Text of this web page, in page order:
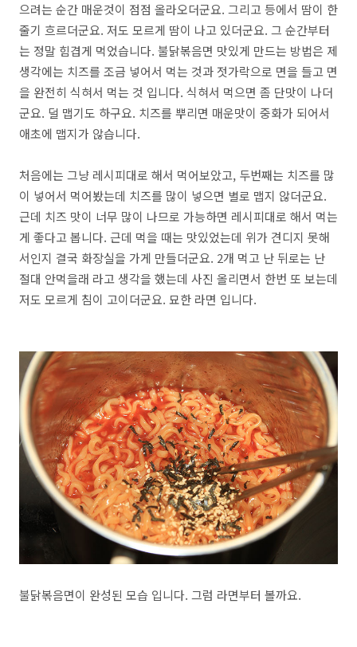
으려는 순간 매운것이 점점 올라오더군요. 그리고 등에서 땀이 한
줄기 흐르더군요. 저도 모르게 땀이 나고 있더군요. 그 순간부터
는 정말 힘겹게 먹었습니다. 불닭볶음면 맛있게 만드는 방법은 제
생각에는 치즈를 조금 넣어서 먹는 것과 젓가락으로 면을 들고 면
을 완전히 식혀서 먹는 것 입니다. 식혀서 먹으면 좀 단맛이 나더
군요. 덜 맵기도 하구요. 치즈를 뿌리면 매운맛이 중화가 되어서
애초에 맵지가 않습니다.
처음에는 그냥 레시피대로 해서 먹어보았고, 두번째는 치즈를 많
이 넣어서 먹어봤는데 치즈를 많이 넣으면 별로 맵지 않더군요.
근데 치즈 맛이 너무 많이 나므로 가능하면 레시피대로 해서 먹는
게 좋다고 봅니다. 근데 먹을 때는 맛있었는데 위가 견디지 못해
서인지 결국 화장실을 가게 만들더군요. 2개 먹고 난 뒤로는 난
절대 안먹을래 라고 생각을 했는데 사진 올리면서 한번 또 보는데
저도 모르게 침이 고이더군요. 묘한 라면 입니다.
불닭볶음면이 완성된 모습 입니다. 그럼 라면부터 볼까요.